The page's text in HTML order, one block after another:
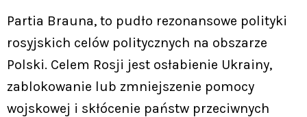
Partia Brauna, to pudło rezonansowe polityki
rosyjskich celów politycznych na obszarze
Polski. Celem Rosji jest osłabienie Ukrainy,
zablokowanie lub zmniejszenie pomocy
wojskowej i skłócenie państw przeciwnych